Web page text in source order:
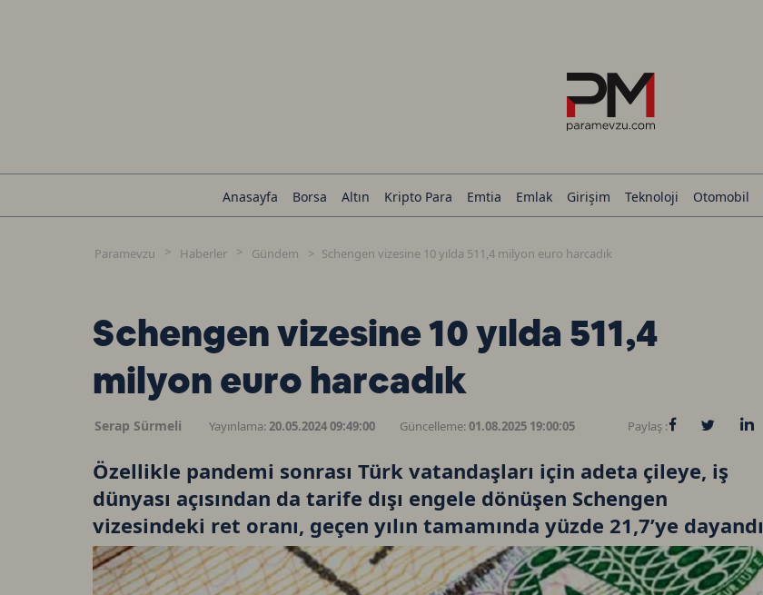
Anasayfa Borsa Altın Kripto Para Emtia Emlak Girişim Teknoloji Otomobil
Paramevzu Haberler Gündem Schengen vizesine 10 yılda 511,4 milyon euro harcadık
Schengen vizesine 10 yılda 511,4
milyon euro harcadık
Serap Sürmeli Yayınlama:20.05.2024 09:49:00 Güncelleme:01.08.2025 19:00:05 Paylaş :
Özellikle pandemi sonrası Türk vatandaşları için adeta çileye, iş
dünyası açısından da tarife dışı engele dönüşen Schengen
vizesindeki ret oranı, geçen yılın tamamında yüzde 21,7’ye dayandı